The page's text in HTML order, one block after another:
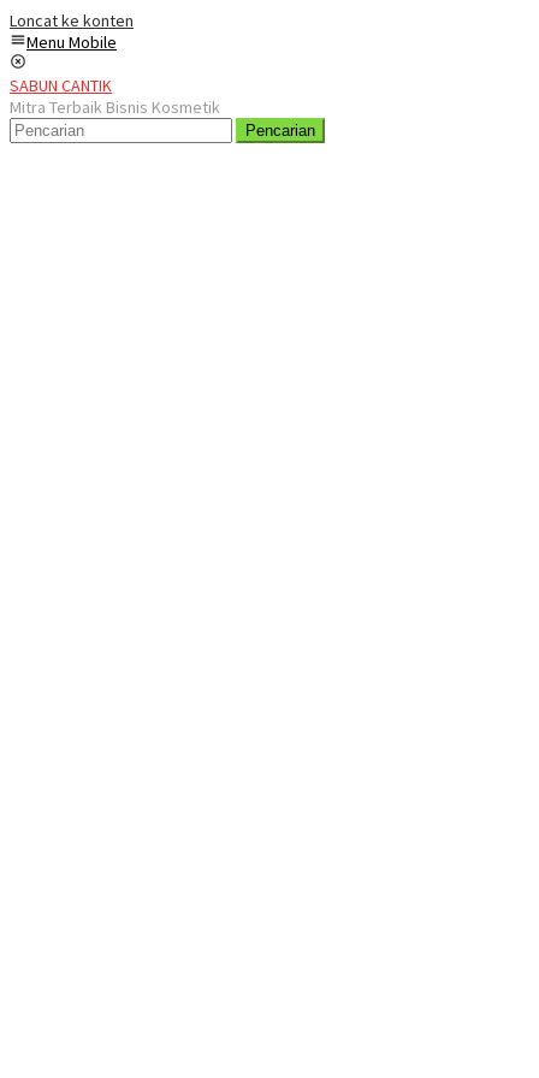
Loncat ke konten
Menu Mobile
SABUN CANTIK
Mitra Terbaik Bisnis Kosmetik
Pencarian